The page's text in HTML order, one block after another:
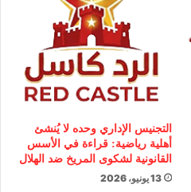
التجنيس الإداري وحده لا يُنشئ
أهلية رياضية: قراءة في الأسس
القانونية لشكوى المريخ ضد الهلال
13 يونيو، 2026